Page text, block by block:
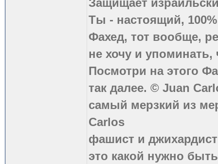
Защищает
Ты - настоящий,
Фахед, тот вообще,
не хочу и
Посмотри на этого
так далее. © Juan
самый мерзкий из
Carlos
фашист и
это какой нужно